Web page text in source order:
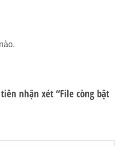
nhận xét “File còng bật